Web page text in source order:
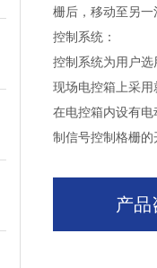
栅后，移动至另
控制系统：
控制系统为用户
现场电控箱上采
在电控箱内设有
制信号控制格栅
产品